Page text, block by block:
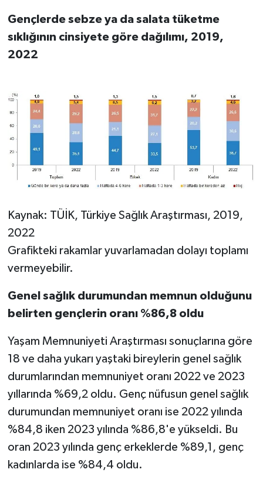
Gençlerde sebze ya da salata tüketme
sıklığının cinsiyete göre dağılımı, 2019,
2022
Kaynak: TÜİK, Türkiye Sağlık Araştırması, 2019,
2022
Grafikteki rakamlar yuvarlamadan dolayı toplamı
vermeyebilir.
Genel sağlık durumundan memnun olduğunu
belirten gençlerin oranı %86,8 oldu
Yaşam Memnuniyeti Araştırması sonuçlarına göre
18 ve daha yukarı yaştaki bireylerin genel sağlık
durumlarından memnuniyet oranı 2022 ve 2023
yıllarında %69,2 oldu. Genç nüfusun genel sağlık
durumundan memnuniyet oranı ise 2022 yılında
%84,8 iken 2023 yılında %86,8'e yükseldi. Bu
oran 2023 yılında genç erkeklerde %89,1, genç
kadınlarda ise %84,4 oldu.